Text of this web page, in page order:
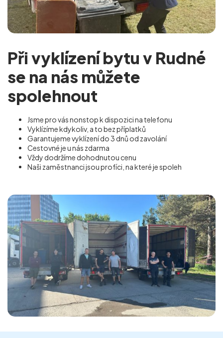
Při vyklízení bytu v Rudné
se na nás můžete
spolehnout
Jsme pro vás nonstop k dispozici na telefonu
Vyklízíme kdykoliv, a to bez příplatků
Garantujeme vyklízení do 3 dnů od zavolání
Cestovné je u nás zdarma
Vždy dodržíme dohodnutou cenu
Naši zaměstnanci jsou profíci, na které je spoleh